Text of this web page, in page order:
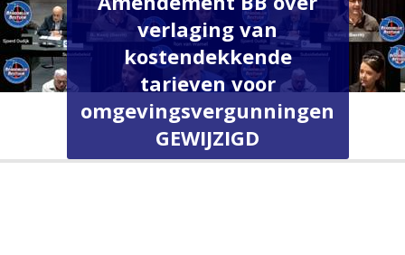
verlaging van
kostendekkende
tarieven voor
omgevingsvergunningen
GEWIJZIGD